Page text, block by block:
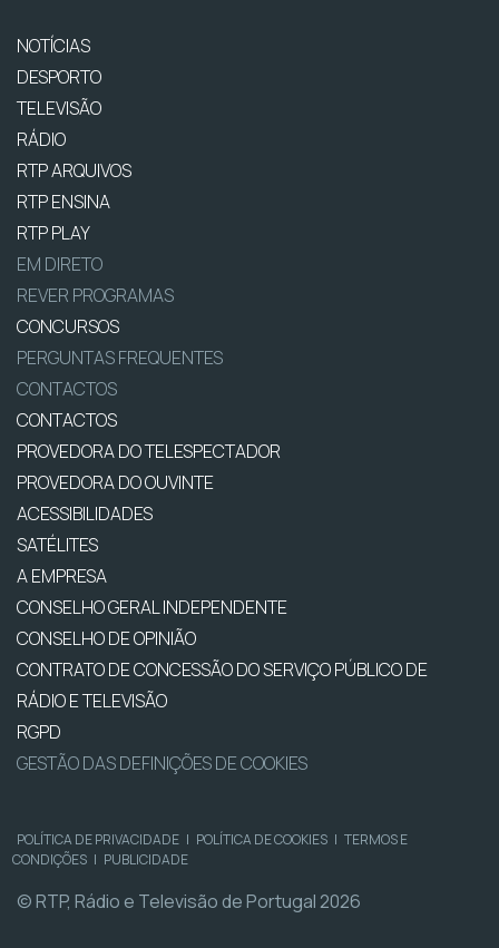
NOTÍCIAS
DESPORTO
TELEVISÃO
RÁDIO
RTP ARQUIVOS
RTP ENSINA
RTP PLAY
EM DIRETO
REVER PROGRAMAS
CONCURSOS
PERGUNTAS FREQUENTES
CONTACTOS
CONTACTOS
PROVEDORA DO TELESPECTADOR
PROVEDORA DO OUVINTE
ACESSIBILIDADES
SATÉLITES
A EMPRESA
CONSELHO GERAL INDEPENDENTE
CONSELHO DE OPINIÃO
CONTRATO DE CONCESSÃO DO SERVIÇO PÚBLICO DE
RÁDIO E TELEVISÃO
RGPD
GESTÃO DAS DEFINIÇÕES DE COOKIES
POLÍTICA DE PRIVACIDADE | POLÍTICA DE COOKIES | TERMOS E
CONDIÇÕES | PUBLICIDADE
© RTP, Rádio e Televisão de Portugal 2026